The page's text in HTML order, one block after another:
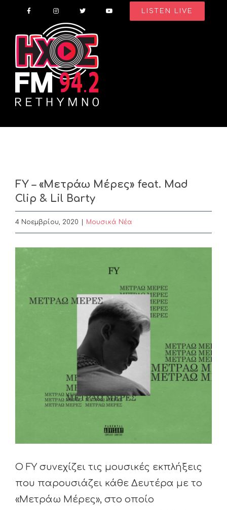
content
LISTEN LIVE
FY – «Μετράω Μέρες» feat. Mad
Clip & Lil Barty
4 Νοεμβρίου, 2020 Μουσικά Νέα
View
Ο FY συνεχίζει τις μουσικές εκπλήξεις
που παρουσιάζει κάθε Δευτέρα με το
«Μετράω Μέρες», στο οποίο